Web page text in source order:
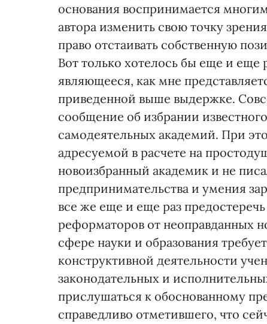
основания воспринимается
автора изменить свою точку
право отстаивать собственную
Вот только хотелось бы еще и еще
являющееся, как мне
приведенной выше выдержке.
сообщение об избрании
самодеятельных академий. При
адресуемой в расчете на
новоизбранный академик и не
предпринимательства и умения
все же еще и еще раз
реформаторов от неоправданных
сфере науки и образования
конструктивной деятельности
законодательных и
прислушаться к обоснованному
справедливо отметившего, что